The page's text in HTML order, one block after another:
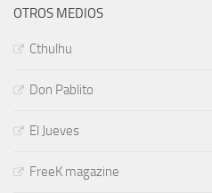
OTROS MEDIOS
Cthulhu
Don Pablito
El Jueves
FreeK magazine